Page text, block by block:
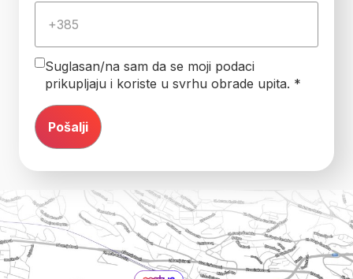
Suglasan/na sam da se moji podaci
prikupljaju i koriste u svrhu obrade upita. *